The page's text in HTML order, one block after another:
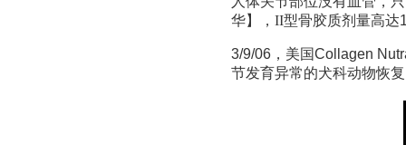
华】， II型骨胶质剂量高达
3/9/06，美国Collagen
节发育异常的犬科动物恢